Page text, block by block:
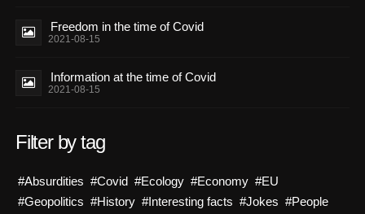
Freedom in the time of Covid
2021-08-15
Information at the time of Covid
2021-08-15
Filter by tag
#Absurdities #Covid #Ecology #Economy #EU
#Geopolitics #History #Interesting facts #Jokes #People